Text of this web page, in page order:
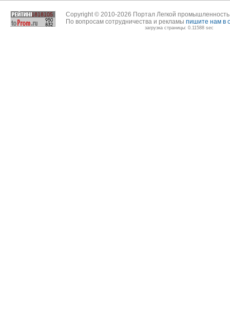
Copyright © 2010-2026 Портал Легкой
По вопросам сотрудничества и рекламы пишите нам в
загрузка страницы: 0.11588 sec